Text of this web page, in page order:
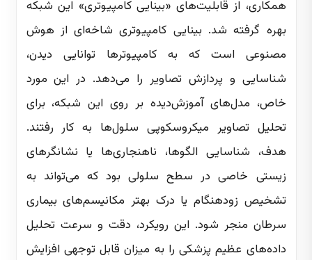
همکاری، از قابلیت‌های «بینایی کامپیوتری» این شبکه
بهره گرفته شد. بینایی کامپیوتری شاخه‌ای از هوش
مصنوعی است که به کامپیوترها توانایی دیدن،
شناسایی و پردازش تصاویر را می‌دهد. در این مورد
خاص، مدل‌های آموزش‌دیده بر روی این شبکه، برای
تحلیل تصاویر میکروسکوپی سلول‌ها به کار رفتند.
هدف، شناسایی الگوها، ناهنجاری‌ها یا نشانگرهای
زیستی خاصی در سطح سلولی بود که می‌تواند به
تشخیص زودهنگام یا درک بهتر مکانیسم‌های بیماری
سرطان منجر شود. این رویکرد، دقت و سرعت تحلیل
داده‌های عظیم پزشکی را به میزان قابل توجهی افزایش